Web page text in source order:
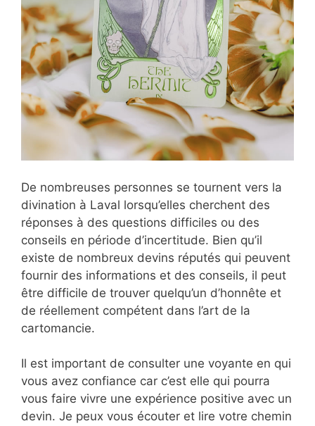
De nombreuses personnes se tournent vers la
divination à Laval lorsqu’elles cherchent des
réponses à des questions difficiles ou des
conseils en période d’incertitude. Bien qu’il
existe de nombreux devins réputés qui peuvent
fournir des informations et des conseils, il peut
être difficile de trouver quelqu’un d’honnête et
de réellement compétent dans l’art de la
cartomancie.
Il est important de consulter une voyante en qui
vous avez confiance car c’est elle qui pourra
vous faire vivre une expérience positive avec un
devin. Je peux vous écouter et lire votre chemin